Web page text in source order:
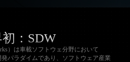
： SDW
）は車載ソフトウェ分野において
パラダイムであり、ソフトウェア産業